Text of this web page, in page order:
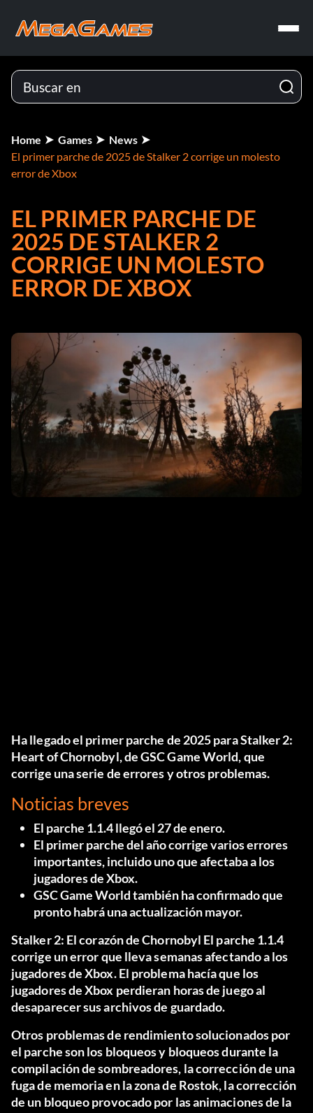
Home Games
News
El primer parche de 2025 de Stalker 2 corrige un molesto
error de Xbox
EL PRIMER PARCHE DE
2025 DE STALKER 2
CORRIGE UN MOLESTO
ERROR DE XBOX
Ha llegado el primer parche de 2025 para Stalker 2:
Heart of Chornobyl, de GSC Game World, que
corrige una serie de errores y otros problemas.
Noticias breves
El parche 1.1.4 llegó el 27 de enero.
El primer parche del año corrige varios errores
importantes, incluido uno que afectaba a los
jugadores de Xbox.
GSC Game World también ha confirmado que
pronto habrá una actualización mayor.
Stalker 2: El corazón de Chornobyl El parche 1.1.4
corrige un error que lleva semanas afectando a los
jugadores de Xbox. El problema hacía que los
jugadores de Xbox perdieran horas de juego al
desaparecer sus archivos de guardado.
Otros problemas de rendimiento solucionados por
el parche son los bloqueos y bloqueos durante la
compilación de sombreadores, la corrección de una
fuga de memoria en la zona de Rostok, la corrección
de un bloqueo provocado por las animaciones de la